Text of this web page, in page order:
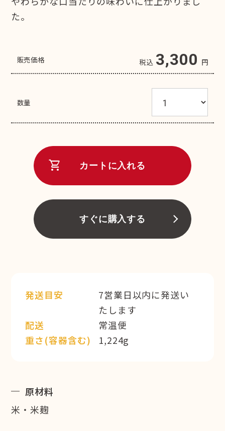
た。
販売価格 税込 3,300 円
数量
shopping_cart カートに入れる
すぐに購入する
発送目安
7営業日以内に発送い
たします
配送
常温便
重さ(容器含む)
1,224g
原材料
米・米麹